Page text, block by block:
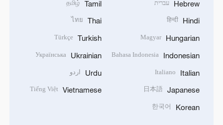
Hebrew עברית
Hindi
हिन्दी
Hungarian
Magyar
Indonesian
Bahasa Indonesia
Italian
Italiano
Japanese
日本語
Korean
한국어
Tamil
தமிழ்
Thai
ไทย
Turkish
Türkçe
Ukrainian
Українська
Urdu اردو
Vietnamese
Tiếng Việt